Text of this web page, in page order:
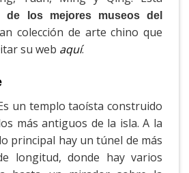
de los mejores museos del
colección de arte chino que
su web aquí.
un templo taoísta construido
más antiguos de la isla. A la
principal hay un túnel de más
longitud, donde hay varios